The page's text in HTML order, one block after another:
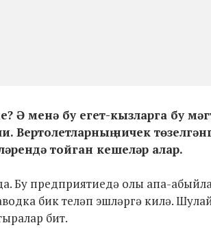
Ә менә бу егет-кызларга бу
Вертолетларның ничек
тойган кешеләр алар.
Бу предприятиедә олы апа-
бик теләп эшләргә килә.
бит.